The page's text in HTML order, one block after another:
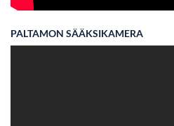
PALTAMON SÄÄKSIKAMERA